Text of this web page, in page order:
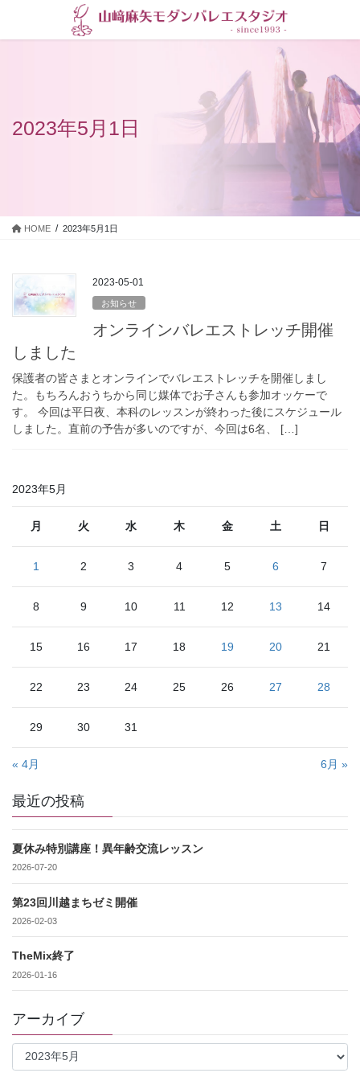
テ
ゲ
2023年5月1日
HOME 2023年5月1日
2023-05-01
お知らせ
オンラインバレエストレッチ開催
しました
保護者の皆さまとオンラインでバレエストレッチを開催しまし
た。もちろんおうちから同じ媒体でお子さんも参加オッケーで
す。 今回は平日夜、本科のレッスンが終わった後にスケジュール
しました。直前の予告が多いのですが、今回は6名、 […]
2023年5月
月 火 水 木 金 土 日
1 2 3 4 5 6 7
8 9 10 11 12 13 14
15 16 17 18 19 20 21
22 23 24 25 26 27 28
29 30 31
« 4月 6月 »
最近の投稿
夏休み特別講座！異年齢交流レッスン
2026-07-20
第23回川越まちゼミ開催
2026-02-03
TheMix終了
2026-01-16
アーカイブ
ア